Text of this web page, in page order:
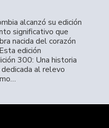
alcanzó su edición
significativo que
nacida del corazón
edición
300: Una historia
al relevo